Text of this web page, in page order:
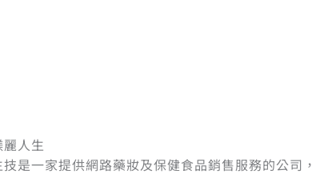
人生
是一家提供網路藥妝及保健食品銷售服務的公司，